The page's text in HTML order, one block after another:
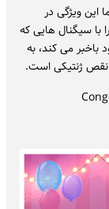
این ویژگی در
سیگنال هایی که
باخبر می کند، به
ژنتیکی است.